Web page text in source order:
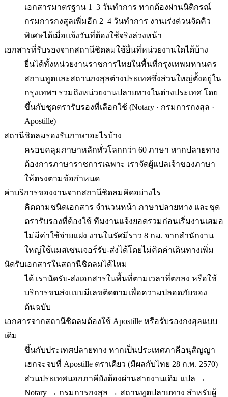
เอกสารมาตรฐาน 1–3 วันทำการ หากต้องผ่านนิติกรณ์
กรมการกงสุลเพิ่มอีก 2–4 วันทำการ งานเร่งด่วนจัดคิว
พิเศษได้เมื่อแจ้งวันที่ต้องใช้จริงล่วงหน้า
เอกสารที่รับรองจากสถานีชิดลมใช้ยื่นที่หน่วยงานใดได้บ้าง
ยื่นได้ทั้งหน่วยงานราชการไทยในพื้นที่กรุงเทพมหานคร
สถานทูตและสถานกงสุลต่างประเทศซึ่งส่วนใหญ่ตั้งอยู่ใน
กรุงเทพฯ รวมถึงหน่วยงานปลายทางในต่างประเทศ โดย
ขึ้นกับชุดตรารับรองที่เลือกใช้ (Notary · กรมการกงสุล ·
Apostille)
สถานีชิดลมรองรับภาษาอะไรบ้าง
ครอบคลุมภาษาหลักทั่วโลกกว่า 60 ภาษา หากปลายทาง
ต้องการภาษาราชการเฉพาะ เราจัดผู้แปลเจ้าของภาษา
ให้ตรงตามข้อกำหนด
ค่าบริการของงานจากสถานีชิดลมคิดอย่างไร
คิดตามชนิดเอกสาร จำนวนหน้า ภาษาปลายทาง และชุด
ตรารับรองที่ต้องใช้ ทีมงานแจ้งยอดรวมก่อนเริ่มงานเสมอ
ไม่มีค่าใช้จ่ายแฝง งานในรัศมีราว 8 กม. จากสำนักงาน
ใหญ่ใช้แมสเซนเจอร์รับ-ส่งได้โดยไม่คิดค่าเดินทางเพิ่ม
นัดรับเอกสารในสถานีชิดลมได้ไหม
ได้ เรานัดรับ-ส่งเอกสารในพื้นที่ตามเวลาที่ตกลง หรือใช้
บริการขนส่งแบบมีเลขติดตามเพื่อความปลอดภัยของ
ต้นฉบับ
เอกสารจากสถานีชิดลมต้องใช้ Apostille หรือรับรองกงสุลแบบ
เดิม
ขึ้นกับประเทศปลายทาง หากเป็นประเทศภาคีอนุสัญญา
เฮกจะจบที่ Apostille ตราเดียว (มีผลกับไทย 28 ก.พ. 2570)
ส่วนประเทศนอกภาคียังต้องผ่านสายงานเดิม แปล →
Notary → กรมการกงสุล → สถานทูตปลายทาง สำหรับผู้